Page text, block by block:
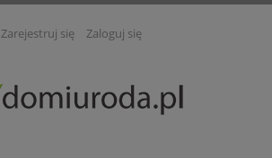
Zarejestruj się Zaloguj się